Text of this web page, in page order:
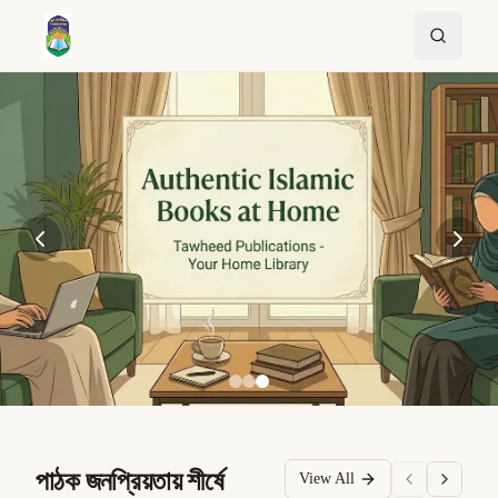
পাঠক জনপ্রিয়তায় শীর্ষে View All